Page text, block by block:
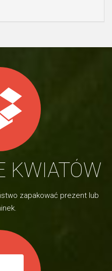
KWIATÓW
zapakować prezent lub